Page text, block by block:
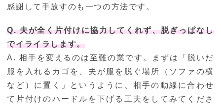
感謝して手放すのも一つの方法です。
Q. 夫が全く片付けに協力してくれず、脱ぎっぱなし
でイライラします。
A. 相手を変えるのは至難の業です。まずは「脱いだ
服を入れるカゴを、夫が服を脱ぐ場所（ソファの横
など）に置く」というように、相手の動線に合わせ
て片付けのハードルを下げる工夫をしてみてくださ